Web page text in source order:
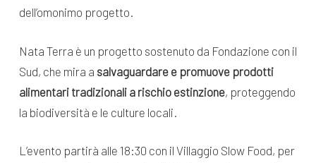
dell’omonimo progetto.
Nata Terra è un progetto sostenuto da Fondazione con il
Sud, che mira a salvaguardare e promuove prodotti
alimentari tradizionali a rischio estinzione, proteggendo
la biodiversità e le culture locali.
L’evento partirà alle 18:30 con il Villaggio Slow Food, per